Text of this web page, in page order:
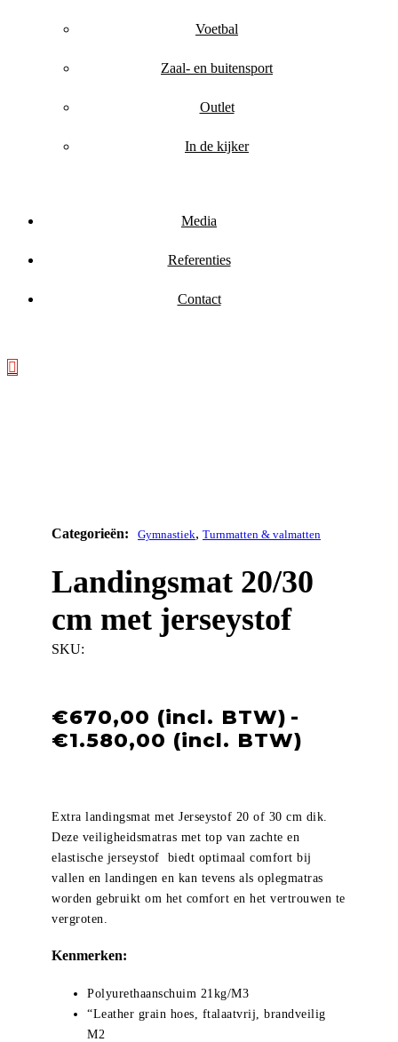
Voetbal
Zaal- en buitensport
Outlet
In de kijker
Media
Referenties
Contact
Gymnastiek, Turnmatten & valmatten
Landingsmat 20/30
cm met jerseystof
SKU:
€670,00
-
€1.580,00
Extra landingsmat met Jerseystof 20 of 30 cm dik.
Deze veiligheidsmatras met top van zachte en
elastische jerseystof biedt optimaal comfort bij
vallen en landingen en kan tevens als oplegmatras
worden gebruikt om het comfort en het vertrouwen te
vergroten.
Kenmerken:
Polyurethaanschuim 21kg/M3
“Leather grain hoes, ftalaatvrij, brandveilig
M2